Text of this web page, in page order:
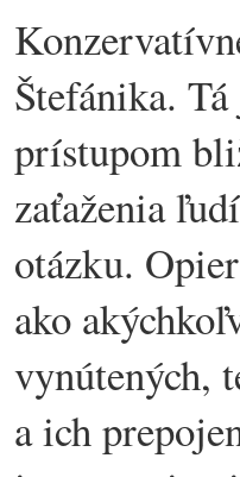
Štefánika.
prístupom
zaťaženia
otázku.
ako
vynútených,
a ich